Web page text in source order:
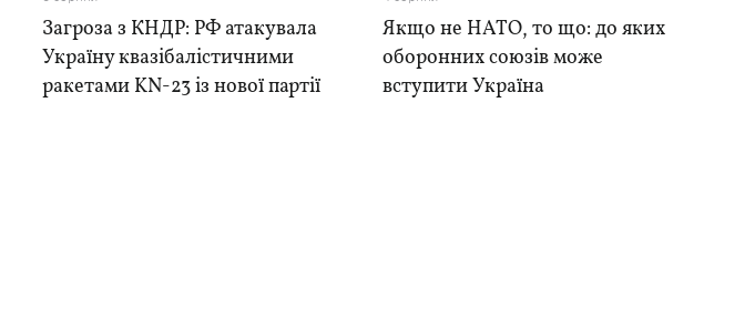
Загроза з КНДР: РФ атакувала
Україну квазібалістичними
ракетами KN-23 із нової партії
Якщо не НАТО, то що: до яких
оборонних союзів може
вступити Україна